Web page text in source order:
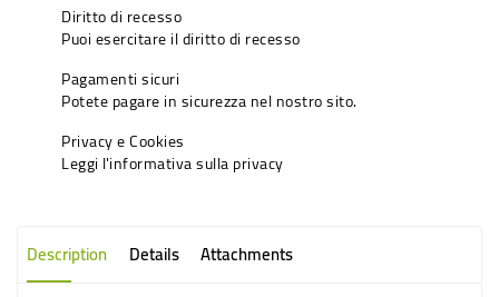
Diritto di recesso
Puoi esercitare il diritto di recesso
Pagamenti sicuri
Potete pagare in sicurezza nel nostro sito.
Privacy e Cookies
Leggi l'informativa sulla privacy
Description Details Attachments